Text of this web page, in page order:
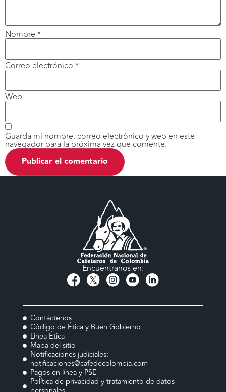
Nombre *
Correo electrónico *
Web
Guarda mi nombre, correo electrónico y web en este
navegador para la próxima vez que comente.
Encuéntranos en:
Contáctenos
Código de Ética y Buen Gobierno
Línea Ética
Mapa del sitio
Notificaciones judiciales:
notificaciones@cafedecolombia.com
Pagos en línea y PSE
Política de privacidad y tratamiento de datos